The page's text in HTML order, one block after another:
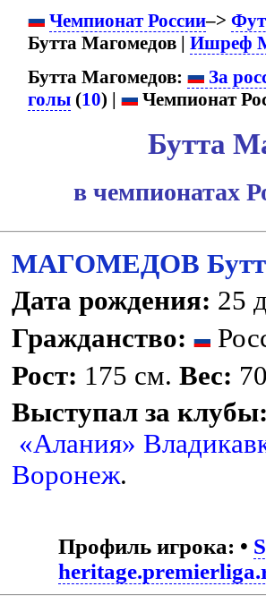
Чемпионат России–>
Бутта Магомедов | Ишреф
Бутта Магомедов:
За
голы (10) | Чемпионат
Бутта
в чемпионатах
МАГОМЕДОВ
Дата рождения: 25
Гражданство:
Рост: 175 см.Вес:
Выступал за
«Алания»
Воронеж.
Профиль игрока: •